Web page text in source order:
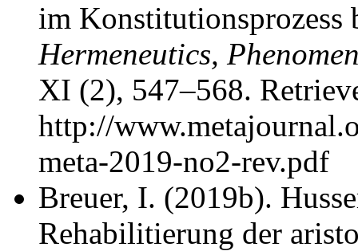
im Konstitutionsprozess
Hermeneutics,
XI (2), 547–568.
http://
meta-2019-no2-rev.pdf
Breuer, I. (2019b).
Rehabilitierung der